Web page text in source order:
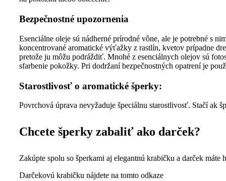
Bezpečnostné upozornenia
Esenciálne oleje sú nádherné prírodné vône, ale je potrebné s
koncentrované aromatické výťažky z rastlín, kvetov prípadne
pretože ju môžu podráždiť. Mnohé z esenciálnych olejov sú
sfarbenie pokožky. Pri dodržaní bezpečnostných opatrení je
Starostlivosť o aromatické šperky:
Povrchová úprava nevyžaduje špeciálnu starostlivosť. Stačí ak
Chcete šperky zabaliť ako darček?
Zakúpte spolu so šperkami aj elegantnú krabičku a darček máte
Darčekovú krabičku nájdete na tomto odkaze